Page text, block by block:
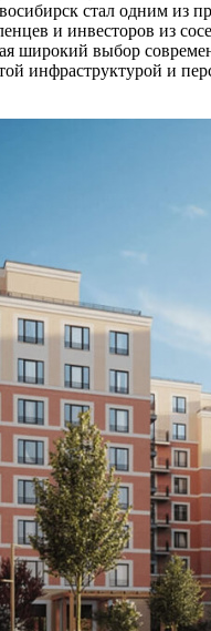
стал одним из
и инвесторов из
широкий выбор
инфраструктурой и